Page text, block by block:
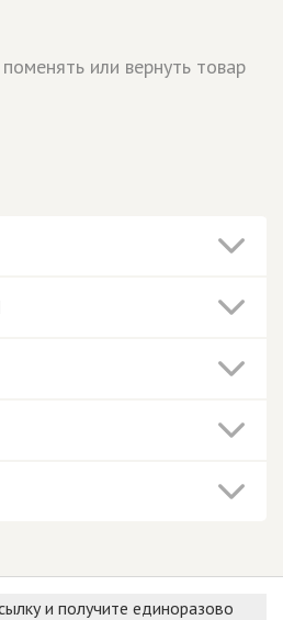
или вернуть товар
и получите единоразово